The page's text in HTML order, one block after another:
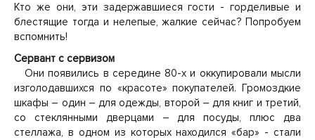
Кто же они, эти задержавшиеся гости - горделивые и
блестящие тогда и нелепые, жалкие сейчас? Попробуем
вспомнить!
Сервант с сервизом
Они появились в середине 80-х и оккупировали мысли
изголодавшихся по «красоте» покупателей. Громоздкие
шкафы – один – для одежды, второй – для книг и третий,
со стеклянными дверцами – для посуды, плюс два
стеллажа, в одном из которых находился «бар» - стали